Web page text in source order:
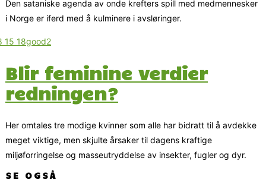
Den sataniske agenda av onde krefters spill med medmennesker
i Norge er iferd med å kulminere i avsløringer.
Blir feminine verdier
redningen?
Her omtales tre modige kvinner som alle har bidratt til å avdekke
meget viktige, men skjulte årsaker til dagens kraftige
miljøforringelse og masseutryddelse av insekter, fugler og dyr.
SE OGSÅ